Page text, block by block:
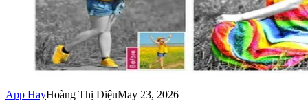
App HayHoàng Thị DiệuMay 23, 2026